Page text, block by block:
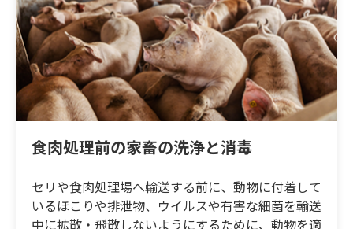
食肉処理前の家畜の洗浄と消毒
セリや食肉処理場へ輸送する前に、動物に付着して
いるほこりや排泄物、ウイルスや有害な細菌を輸送